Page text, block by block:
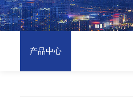
产品中心